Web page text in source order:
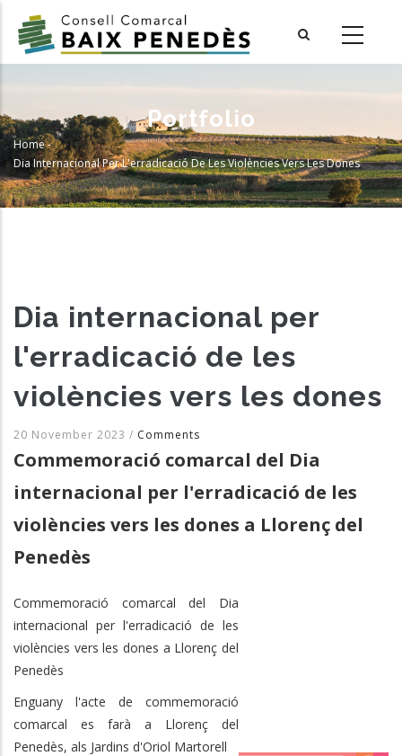
main
Portfolio
Breadcrumb
Home-
Dia Internacional Per L'erradicació De Les Violències Vers Les Dones
Dia internacional per
l'erradicació de les
violències vers les dones
20 November 2023 / Comments
Commemoració comarcal del Dia
internacional per l'erradicació de les
violències vers les dones a Llorenç del
Penedès
Commemoració comarcal del Dia
internacional per l'erradicació de les
violències vers les dones a Llorenç del
Penedès
Enguany l'acte de commemoració
comarcal es farà a Llorenç del
Penedès, als Jardins d'Oriol Martorell